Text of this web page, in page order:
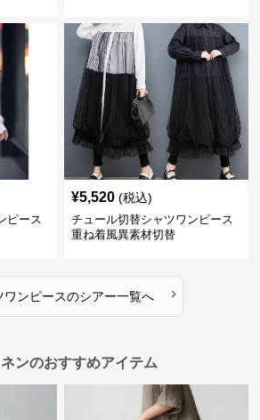
ピース
¥5,520 (税込)
チュール切替シャツワンピース
重ね着風異素材切替
ワンピースのシアー一覧へ ›
ンのおすすめアイテム